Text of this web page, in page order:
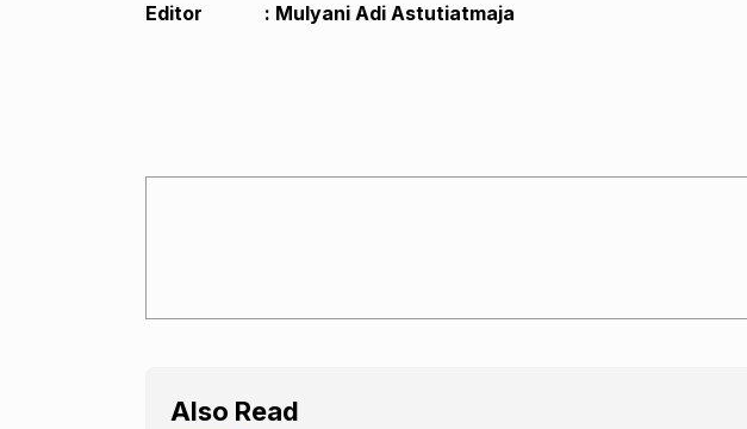
Editor : Mulyani Adi Astutiatmaja
Also Read